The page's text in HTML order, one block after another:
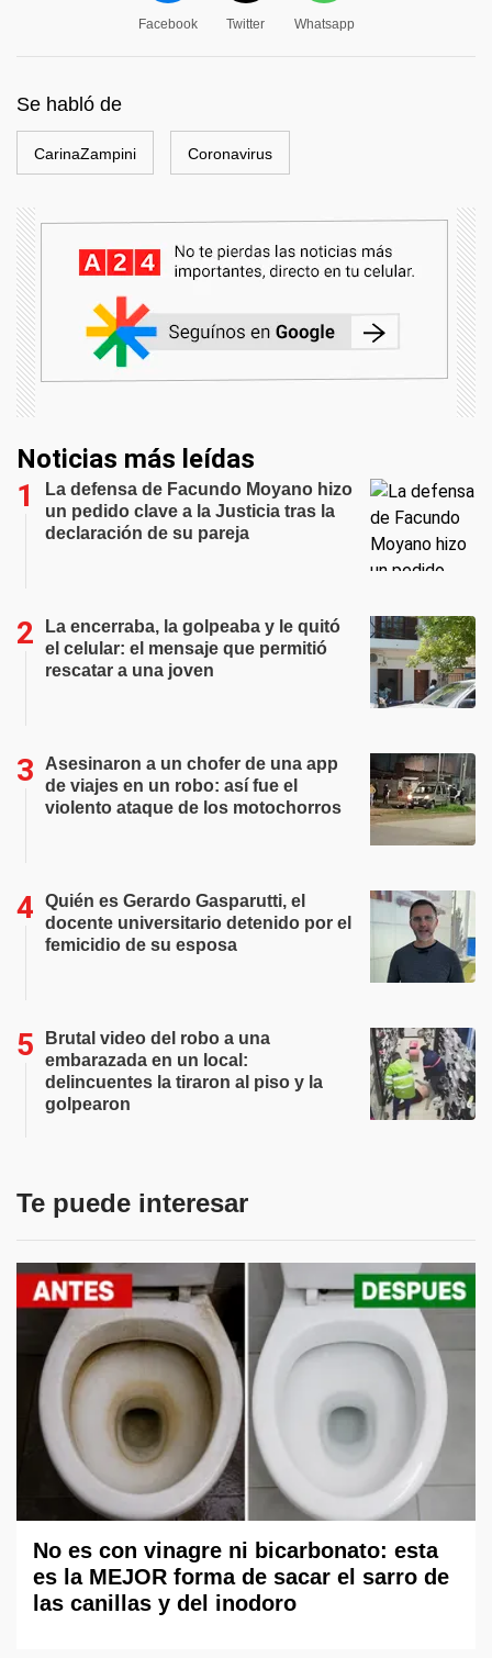
Facebook Twitter Whatsapp
Se habló de
CarinaZampini Coronavirus
Noticias más leídas
La defensa de Facundo Moyano hizo
un pedido clave a la Justicia tras la
declaración de su pareja
La encerraba, la golpeaba y le quitó
el celular: el mensaje que permitió
rescatar a una joven
Asesinaron a un chofer de una app
de viajes en un robo: así fue el
violento ataque de los motochorros
Quién es Gerardo Gasparutti, el
docente universitario detenido por el
femicidio de su esposa
Brutal video del robo a una
embarazada en un local:
delincuentes la tiraron al piso y la
golpearon
Te puede interesar
No es con vinagre ni bicarbonato: esta
es la MEJOR forma de sacar el sarro de
las canillas y del inodoro